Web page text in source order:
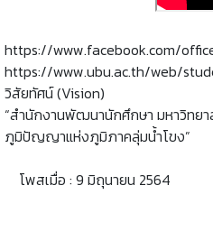
https://www.facebook.com/
https://www.ubu.ac.th/web/
วิสัยทัศน์ (Vision)
“สำนักงานพัฒนานักศึกษา มหาวิทย
ภูมิปัญญาแห่งภูมิภาคลุ่มน้ำโขง”
โพสเมื่อ : 9 มิถุนายน 2564